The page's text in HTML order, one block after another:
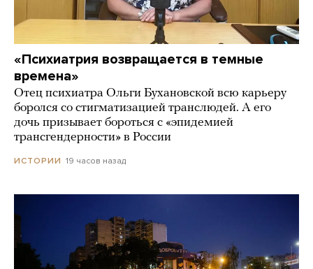
«Психиатрия возвращается в темные
времена»
Отец психиатра Ольги Бухановской всю карьеру
боролся со стигматизацией транслюдей. А его
дочь призывает бороться с «эпидемией
трансгендерности» в России
ИСТОРИИ 19 часов назад